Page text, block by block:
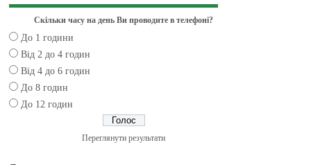
Скільки часу на день Ви проводите в телефоні?
До 1 години
Від 2 до 4 годин
Від 4 до 6 годин
До 8 годин
До 12 годин
Переглянути результати